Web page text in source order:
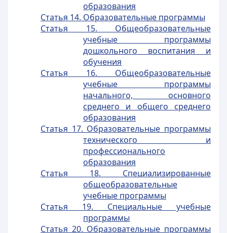
образования
Статья 14. Образовательные программы
Статья 15. Общеобразовательные
учебные программы
дошкольного воспитания и
обучения
Статья 16. Общеобразовательные
учебные программы
начального, основного
среднего и общего среднего
образования
Статья 17. Образовательные программы
технического и
профессионального
образования
Статья 18. Специализированные
общеобразовательные
учебные программы
Статья 19. Специальные учебные
программы
Статья 20. Образовательные программы